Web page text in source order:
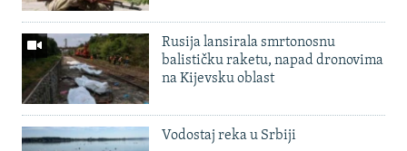
Rusija lansirala smrtonosnu
balističku raketu, napad dronovima
na Kijevsku oblast
Vodostaj reka u Srbiji